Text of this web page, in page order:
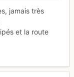
jamais très
et la route